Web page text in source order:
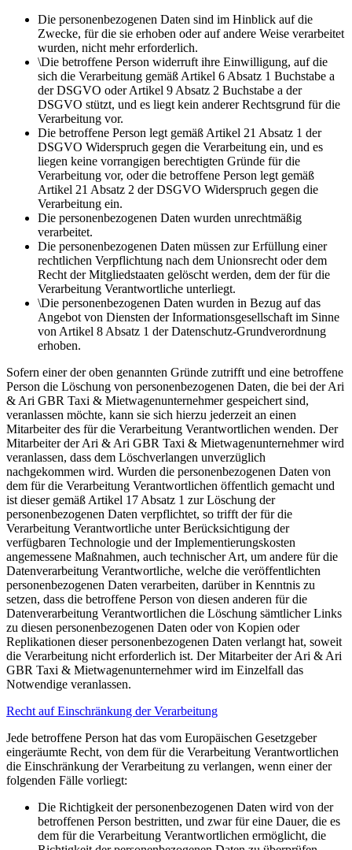
Die personenbezogenen Daten sind im Hinblick auf die
Zwecke, für die sie erhoben oder auf andere Weise verarbeitet
wurden, nicht mehr erforderlich.
\Die betroffene Person widerruft ihre Einwilligung, auf die
sich die Verarbeitung gemäß Artikel 6 Absatz 1 Buchstabe a
der DSGVO oder Artikel 9 Absatz 2 Buchstabe a der
DSGVO stützt, und es liegt kein anderer Rechtsgrund für die
Verarbeitung vor.
Die betroffene Person legt gemäß Artikel 21 Absatz 1 der
DSGVO Widerspruch gegen die Verarbeitung ein, und es
liegen keine vorrangigen berechtigten Gründe für die
Verarbeitung vor, oder die betroffene Person legt gemäß
Artikel 21 Absatz 2 der DSGVO Widerspruch gegen die
Verarbeitung ein.
Die personenbezogenen Daten wurden unrechtmäßig
verarbeitet.
Die personenbezogenen Daten müssen zur Erfüllung einer
rechtlichen Verpflichtung nach dem Unionsrecht oder dem
Recht der Mitgliedstaaten gelöscht werden, dem der für die
Verarbeitung Verantwortliche unterliegt.
\Die personenbezogenen Daten wurden in Bezug auf das
Angebot von Diensten der Informationsgesellschaft im Sinne
von Artikel 8 Absatz 1 der Datenschutz-Grundverordnung
erhoben.
Sofern einer der oben genannten Gründe zutrifft und eine betroffene
Person die Löschung von personenbezogenen Daten, die bei der Ari
& Ari GBR Taxi & Mietwagenunternehmer gespeichert sind,
veranlassen möchte, kann sie sich hierzu jederzeit an einen
Mitarbeiter des für die Verarbeitung Verantwortlichen wenden. Der
Mitarbeiter der Ari & Ari GBR Taxi & Mietwagenunternehmer wird
veranlassen, dass dem Löschverlangen unverzüglich
nachgekommen wird. Wurden die personenbezogenen Daten von
dem für die Verarbeitung Verantwortlichen öffentlich gemacht und
ist dieser gemäß Artikel 17 Absatz 1 zur Löschung der
personenbezogenen Daten verpflichtet, so trifft der für die
Verarbeitung Verantwortliche unter Berücksichtigung der
verfügbaren Technologie und der Implementierungskosten
angemessene Maßnahmen, auch technischer Art, um andere für die
Datenverarbeitung Verantwortliche, welche die veröffentlichten
personenbezogenen Daten verarbeiten, darüber in Kenntnis zu
setzen, dass die betroffene Person von diesen anderen für die
Datenverarbeitung Verantwortlichen die Löschung sämtlicher Links
zu diesen personenbezogenen Daten oder von Kopien oder
Replikationen dieser personenbezogenen Daten verlangt hat, soweit
die Verarbeitung nicht erforderlich ist. Der Mitarbeiter der Ari & Ari
GBR Taxi & Mietwagenunternehmer wird im Einzelfall das
Notwendige veranlassen.
Recht auf Einschränkung der Verarbeitung
Jede betroffene Person hat das vom Europäischen Gesetzgeber
eingeräumte Recht, von dem für die Verarbeitung Verantwortlichen
die Einschränkung der Verarbeitung zu verlangen, wenn einer der
folgenden Fälle vorliegt:
Die Richtigkeit der personenbezogenen Daten wird von der
betroffenen Person bestritten, und zwar für eine Dauer, die es
dem für die Verarbeitung Verantwortlichen ermöglicht, die